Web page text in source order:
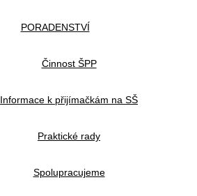
PORADENSTVÍ
Činnost ŠPP
Informace k přijímačkám na SŠ
Praktické rady
Spolupracujeme